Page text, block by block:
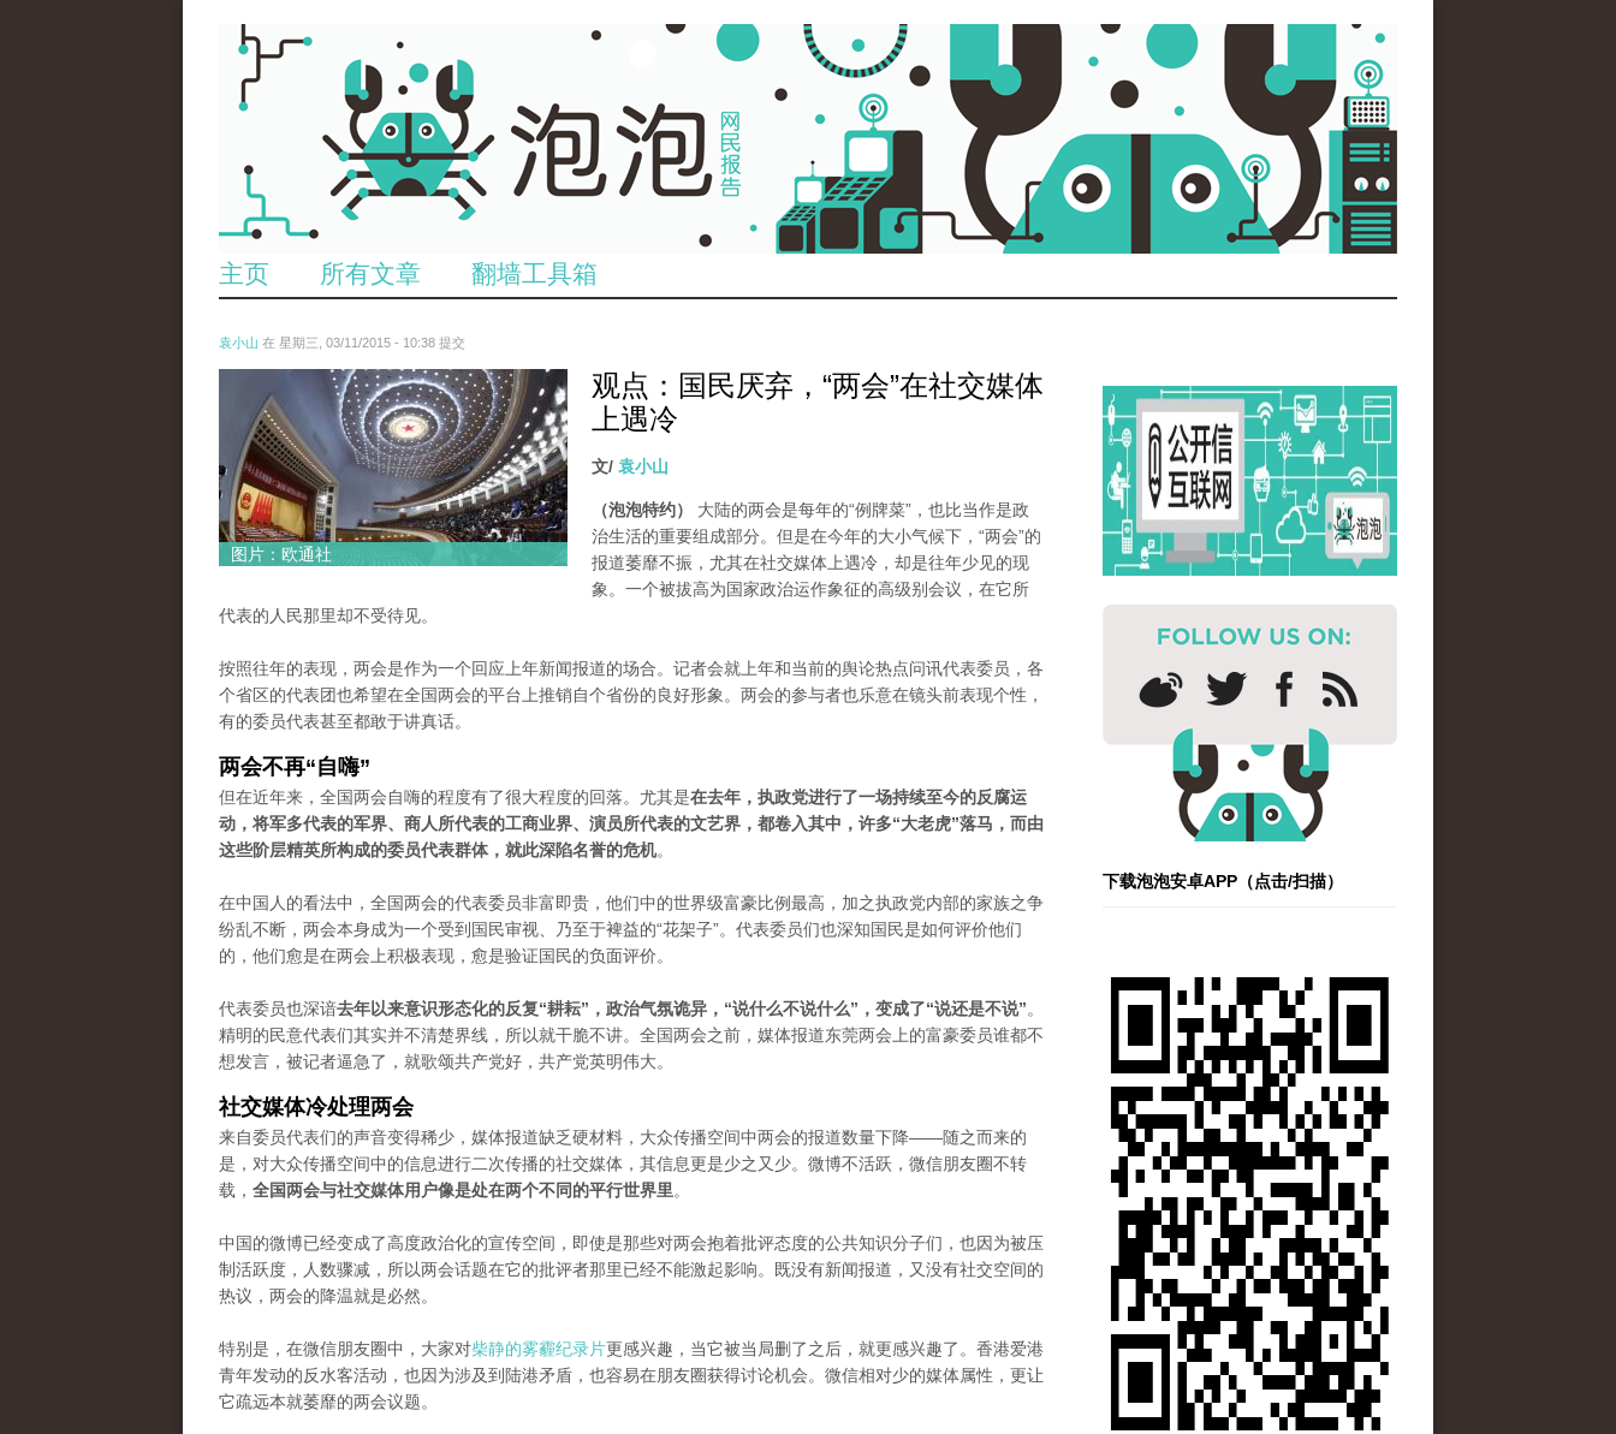
主页 所有文章 翻墙工具箱
袁小山 在 星期三, 03/11/2015 - 10:38 提交
anp-31778118.jpg
图片：欧通社
观点：国民厌弃，“两会”在社交媒体
上遇冷
文/ 袁小山
（泡泡特约） 大陆的两会是每年的“例牌菜”，也比当作是政
治生活的重要组成部分。但是在今年的大小气候下，“两会”的
报道萎靡不振，尤其在社交媒体上遇冷，却是往年少见的现
象。一个被拔高为国家政治运作象征的高级别会议，在它所
代表的人民那里却不受待见。
按照往年的表现，两会是作为一个回应上年新闻报道的场合。记者会就上年和当前的舆论热点问讯代表委员，各
个省区的代表团也希望在全国两会的平台上推销自个省份的良好形象。两会的参与者也乐意在镜头前表现个性，
有的委员代表甚至都敢于讲真话。
两会不再“自嗨”
但在近年来，全国两会自嗨的程度有了很大程度的回落。尤其是在去年，执政党进行了一场持续至今的反腐运
动，将军多代表的军界、商人所代表的工商业界、演员所代表的文艺界，都卷入其中，许多“大老虎”落马，而由
这些阶层精英所构成的委员代表群体，就此深陷名誉的危机。
在中国人的看法中，全国两会的代表委员非富即贵，他们中的世界级富豪比例最高，加之执政党内部的家族之争
纷乱不断，两会本身成为一个受到国民审视、乃至于裨益的“花架子”。代表委员们也深知国民是如何评价他们
的，他们愈是在两会上积极表现，愈是验证国民的负面评价。
代表委员也深谙去年以来意识形态化的反复“耕耘”，政治气氛诡异，“说什么不说什么”，变成了“说还是不说”。
精明的民意代表们其实并不清楚界线，所以就干脆不讲。全国两会之前，媒体报道东莞两会上的富豪委员谁都不
想发言，被记者逼急了，就歌颂共产党好，共产党英明伟大。
社交媒体冷处理两会
来自委员代表们的声音变得稀少，媒体报道缺乏硬材料，大众传播空间中两会的报道数量下降——随之而来的
是，对大众传播空间中的信息进行二次传播的社交媒体，其信息更是少之又少。微博不活跃，微信朋友圈不转
载， 全国两会与社交媒体用户像是处在两个不同的平行世界里。
中国的微博已经变成了高度政治化的宣传空间，即使是那些对两会抱着批评态度的公共知识分子们，也因为被压
制活跃度，人数骤减，所以两会话题在它的批评者那里已经不能激起影响。既没有新闻报道，又没有社交空间的
热议，两会的降温就是必然。
特别是，在微信朋友圈中，大家对柴静的雾霾纪录片更感兴趣，当它被当局删了之后，就更感兴趣了。香港爱港
青年发动的反水客活动，也因为涉及到陆港矛盾，也容易在朋友圈获得讨论机会。微信相对少的媒体属性，更让
它疏远本就萎靡的两会议题。
下载泡泡安卓APP（点击/扫描）